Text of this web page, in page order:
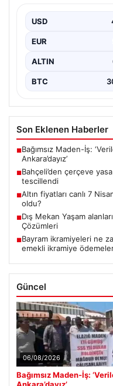
USD
EUR
ALTIN
BTC
Son Eklenen Haberler
■Bağımsız Maden-İş:
Ankara’dayız’
■Bahçeli’den çerçeve
tescillendi
■Altın fiyatları canlı 7
oldu?
■Dış Mekan Yaşam
Çözümleri
■Bayram ikramiyeleri ne
emekli ikramiye
Güncel
06/08/2026
Bağımsız Maden-İş:
Ankara’dayız’